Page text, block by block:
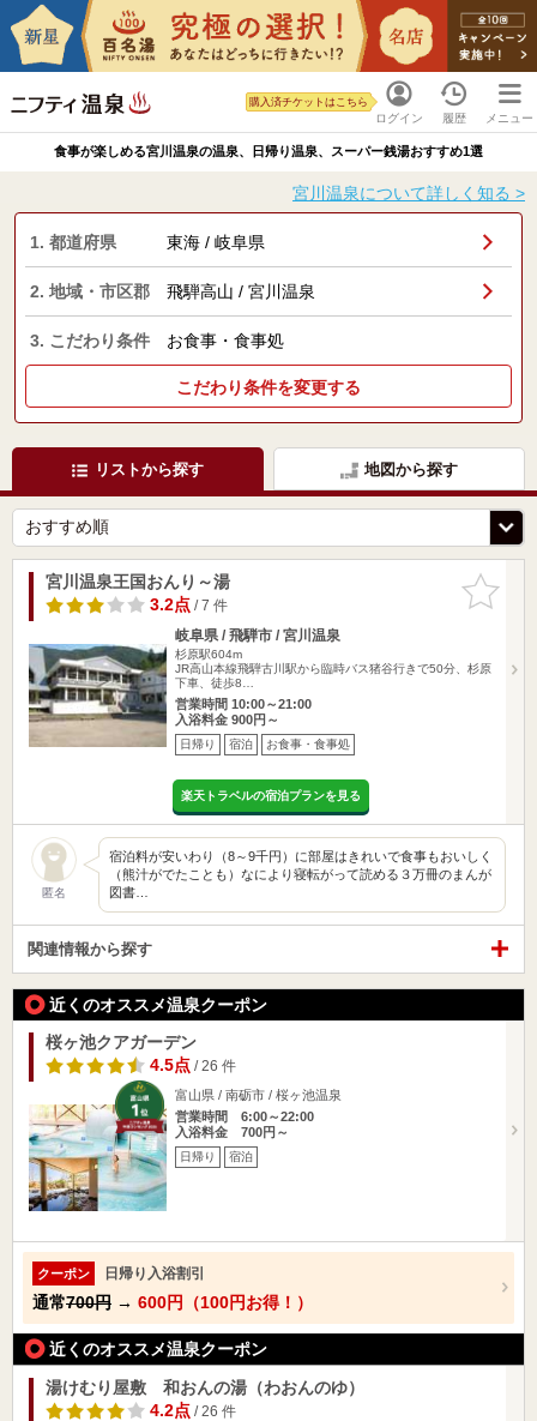
ログイン
購入済チケットはこちら
履歴 メニュー
食事が楽しめる宮川温泉の温泉、日帰り温泉、スーパー銭湯おすすめ1選
宮川温泉について詳しく知る >
1. 都道府県 東海 / 岐阜県
2. 地域・市区郡 飛騨高山 / 宮川温泉
3. こだわり条件 お食事・食事処
こだわり条件を変更する
リストから探す 地図から探す
お気に入
りに追加
宮川温泉王国おんり～湯
3.2点/ 7 件
岐阜県 / 飛騨市 / 宮川温泉
杉原駅604m
JR高山本線飛騨古川駅から臨時バス猪谷行きで50分、杉原
下車、徒歩8…
営業時間 10:00～21:00
入浴料金 900円～
日帰り 宿泊 お食事・食事処
楽天トラベルの宿泊プランを見る
匿名
宿泊料が安いわり（8～9千円）に部屋はきれいで食事もおいしく
（熊汁がでたことも）なにより寝転がって読める３万冊のまんが
図書…
関連情報から探す
近くのオススメ温泉クーポン
桜ヶ池クアガーデン
4.5点/ 26 件
富山県 / 南砺市 / 桜ヶ池温泉
営業時間 6:00～22:00
入浴料金 700円～
日帰り 宿泊
クーポン 日帰り入浴割引
通常700円 → 600円（100円お得！）
近くのオススメ温泉クーポン
湯けむり屋敷 和おんの湯（わおんのゆ）
4.2点/ 26 件